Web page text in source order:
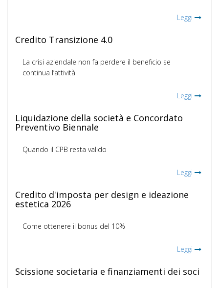
Leggi
Credito Transizione 4.0
La crisi aziendale non fa perdere il beneficio se
continua l’attività
Leggi
Liquidazione della società e Concordato
Preventivo Biennale
Quando il CPB resta valido
Leggi
Credito d'imposta per design e ideazione
estetica 2026
Come ottenere il bonus del 10%
Leggi
Scissione societaria e finanziamenti dei soci